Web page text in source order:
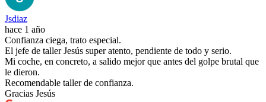
Jsdiaz
hace 1 año
Confianza ciega, trato especial.
El jefe de taller Jesús super atento, pendiente de todo y serio.
Mi coche, en concreto, a salido mejor que antes del golpe brutal que
le dieron.
Recomendable taller de confianza.
Gracias Jesús